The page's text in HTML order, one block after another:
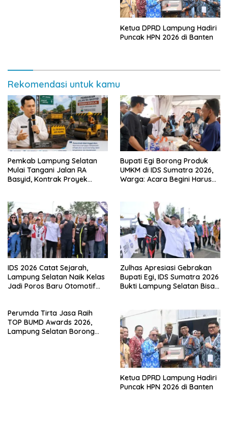
Ketua DPRD Lampung Hadiri
Puncak HPN 2026 di Banten
Rekomendasi untuk kamu
Pemkab Lampung Selatan
Mulai Tangani Jalan RA
Basyid, Kontrak Proyek
Bupati Egi Borong Produk
UMKM di IDS Sumatra 2026,
Warga: Acara Begini Harus
IDS 2026 Catat Sejarah,
Lampung Selatan Naik Kelas
Jadi Poros Baru Otomotif
Zulhas Apresiasi Gebrakan
Bupati Egi, IDS Sumatra 2026
Bukti Lampung Selatan Bisa
Perumda Tirta Jasa Raih
TOP BUMD Awards 2026,
Lampung Selatan Borong
Ketua DPRD Lampung Hadiri
Puncak HPN 2026 di Banten